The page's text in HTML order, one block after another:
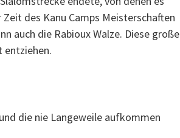
des Kanu Camps Meisterschaften
auch die Rabioux Walze. Diese große
entziehen.
die nie Langeweile aufkommen